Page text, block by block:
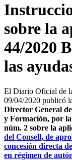
sobre la
44/2020
las
El Diario Oficial de
09/04/2020 publicó
Director General
y Formación, por
núm. 2 sobre la
del Consell, de
concesión directa
en régimen de